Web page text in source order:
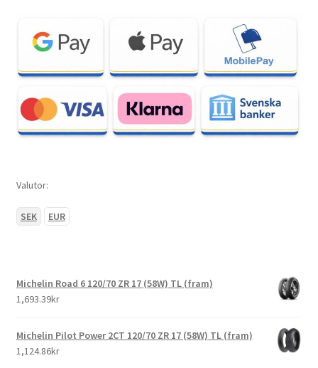
Valutor:
SEK EUR
Michelin Road 6 120/70 ZR 17 (58W) TL (fram)
1,693.39kr
Michelin Pilot Power 2CT 120/70 ZR 17 (58W) TL (fram)
1,124.86kr